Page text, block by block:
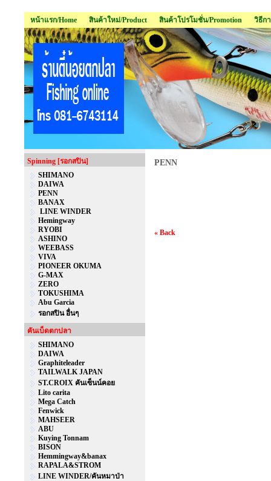
หน้าแรก/Home สินค้าใหม่/Product สินค้าโปรโมชั่น/Promotion วิธีก
Spinning [รอกสปิน]
SHIMANO
DAIWA
PENN
BANAX
LINE WINDER
Hemingway
RYOBI
ASHINO
WEEBASS
VIVA
PIONEER OKUMA
G-MAX
ZERO
TOKUSHIMA
Abu Garcia
รอกสปิน อื่นๆ
คันเบ็ดตกปลา
SHIMANO
DAIWA
Graphiteleader
TAILWALK JAPAN
ST.CROIX คันเซ็นน์คอย
Lito carita
Mega Catch
Fenwick
MAHSEER
ABU
Kuying Tonnam
BISON
Hemmingway&banax
RAPALA&STROM
LINE WINDER/คันหมาป่า
PENN
« Back